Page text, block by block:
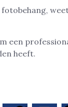
een
heeft.